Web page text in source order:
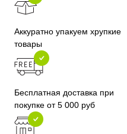
Аккуратно упакуем хрупкие
товары
Бесплатная доставка при
покупке от 5 000 руб